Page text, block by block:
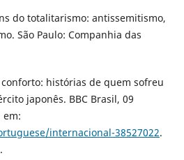
do totalitarismo: antissemitismo,
São Paulo: Companhia das
histórias de quem sofreu
japonês. BBC Brasil, 09
em:
internacional-38527022.